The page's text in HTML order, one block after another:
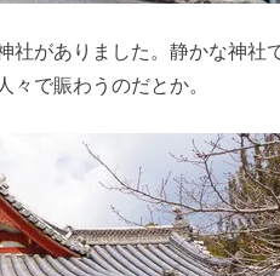
社がありました。静かな神社
で賑わうのだとか。